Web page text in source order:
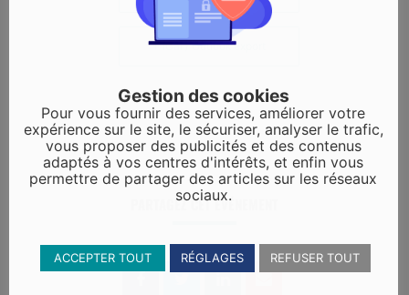
+ iCal / Outlook export
PARTAGEZ CET ÉVÉNEMENT
Gestion des cookies
Pour vous fournir des services, améliorer votre
expérience sur le site, le sécuriser, analyser le trafic,
vous proposer des publicités et des contenus
adaptés à vos centres d'intérêts, et enfin vous
permettre de partager des articles sur les réseaux
sociaux.
ACCEPTER TOUT RÉGLAGES REFUSER TOUT